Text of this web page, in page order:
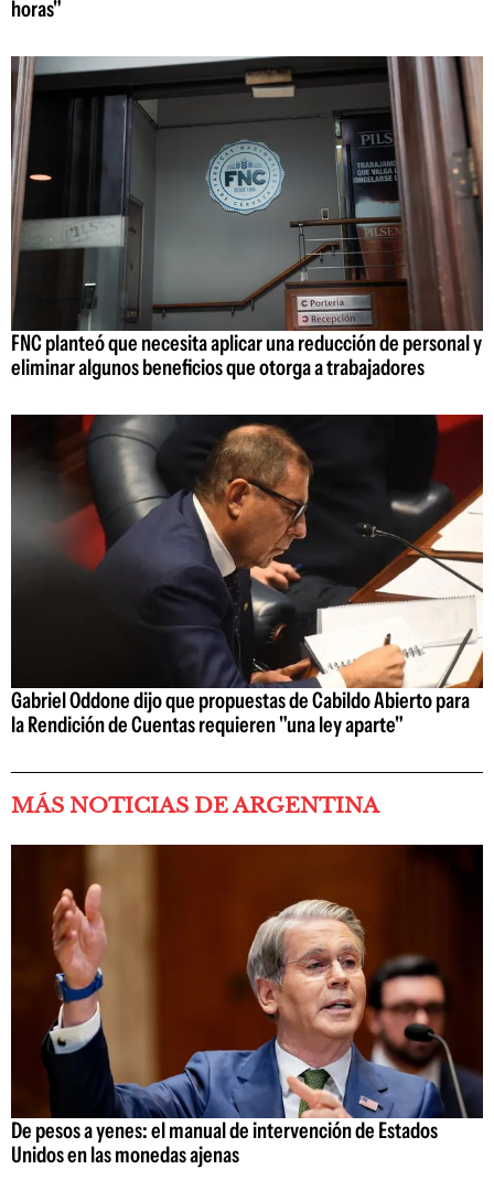
horas"
FNC planteó que necesita aplicar una reducción de personal y
eliminar algunos beneficios que otorga a trabajadores
Gabriel Oddone dijo que propuestas de Cabildo Abierto para
la Rendición de Cuentas requieren "una ley aparte"
MÁS NOTICIAS DE ARGENTINA
De pesos a yenes: el manual de intervención de Estados
Unidos en las monedas ajenas